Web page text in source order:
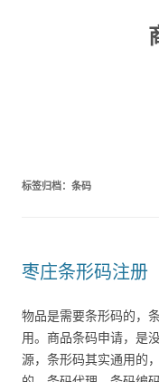
标签归档： 条码
枣庄条形码注册
物品是需要条形码的，
用。商品条码申请，是
源，条形码其实通用的